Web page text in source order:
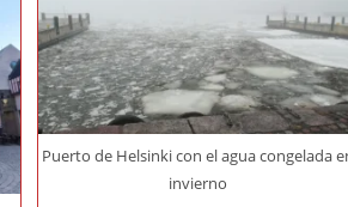
De
Beethoven
Puerto de Helsinki con el agua congelada
invierno